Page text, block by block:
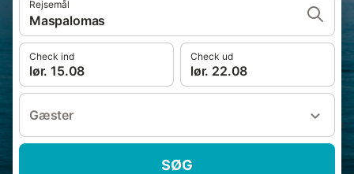
Rejsemål
Maspalomas
Check ind
lør. 15.08
Check ud
lør. 22.08
Gæster
SØG